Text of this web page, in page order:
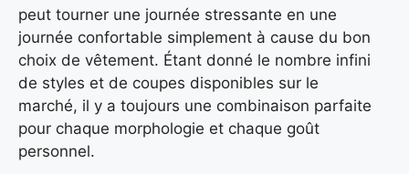
peut tourner une journée stressante en une
journée confortable simplement à cause du bon
choix de vêtement. Étant donné le nombre infini
de styles et de coupes disponibles sur le
marché, il y a toujours une combinaison parfaite
pour chaque morphologie et chaque goût
personnel.